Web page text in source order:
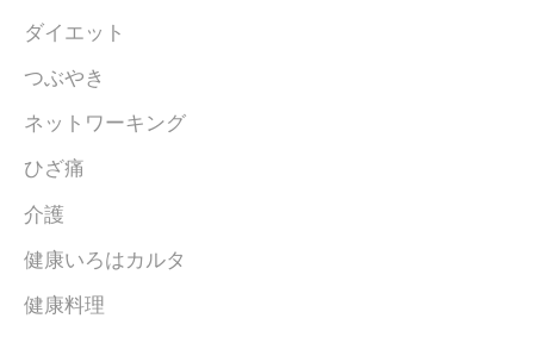
ダイエット
つぶやき
ネットワーキング
ひざ痛
介護
健康いろはカルタ
健康料理